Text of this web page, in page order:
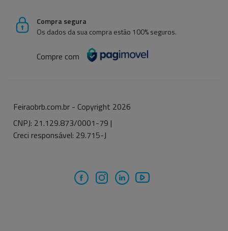
Compra segura
Os dados da sua compra estão 100% seguros.
Compre com
Feiraobrb.com.br - Copyright 2026
CNPJ: 21.129.873/0001-79 |
Creci responsável: 29.715-J